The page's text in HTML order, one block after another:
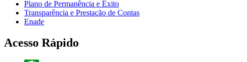
Plano de Permanência e Êxito
Transparência e Prestação de Contas
Enade
Acesso Rápido